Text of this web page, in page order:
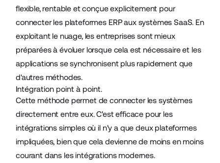
flexible, rentable et conçue explicitement pour
connecter les plateformes ERP aux systèmes SaaS. En
exploitant le nuage, les entreprises sont mieux
préparées à évoluer lorsque cela est nécessaire et les
applications se synchronisent plus rapidement que
d'autres méthodes.
Intégration point à point.
Cette méthode permet de connecter les systèmes
directement entre eux. C'est efficace pour les
intégrations simples où il n'y a que deux plateformes
impliquées, bien que cela devienne de moins en moins
courant dans les intégrations modernes.